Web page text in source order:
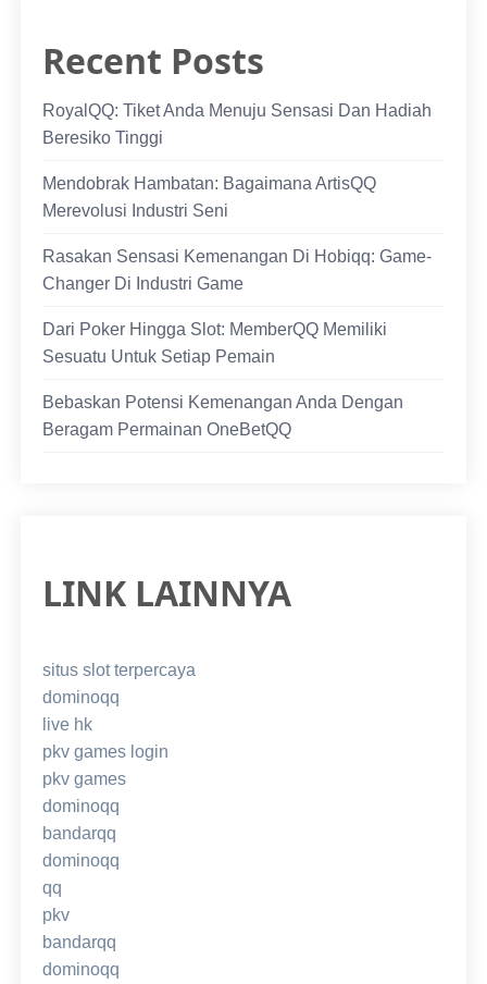
Recent Posts
RoyalQQ: Tiket Anda Menuju Sensasi Dan Hadiah
Beresiko Tinggi
Mendobrak Hambatan: Bagaimana ArtisQQ
Merevolusi Industri Seni
Rasakan Sensasi Kemenangan Di Hobiqq: Game-
Changer Di Industri Game
Dari Poker Hingga Slot: MemberQQ Memiliki
Sesuatu Untuk Setiap Pemain
Bebaskan Potensi Kemenangan Anda Dengan
Beragam Permainan OneBetQQ
LINK LAINNYA
situs slot terpercaya
dominoqq
live hk
pkv games login
pkv games
dominoqq
bandarqq
dominoqq
qq
pkv
bandarqq
dominoqq